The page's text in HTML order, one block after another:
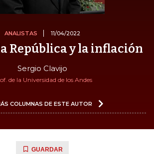
ANALISTAS 11/04/2022
República y la inflación
Sergio Clavijo
de la Universidad de los Andes
COLUMNAS DE ESTE AUTOR
GUARDAR